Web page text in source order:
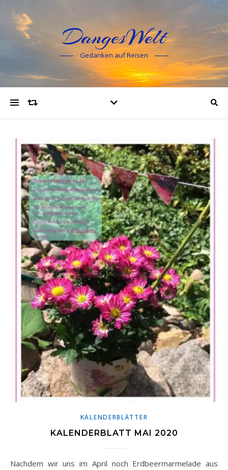
DangesWelt
Gedanken auf Reisen
KALENDERBLÄTTER
KALENDERBLATT MAI 2020
Nachdem wir uns im April noch Erdbeermarmelade aus